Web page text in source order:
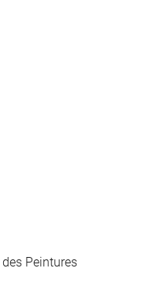
Peintures